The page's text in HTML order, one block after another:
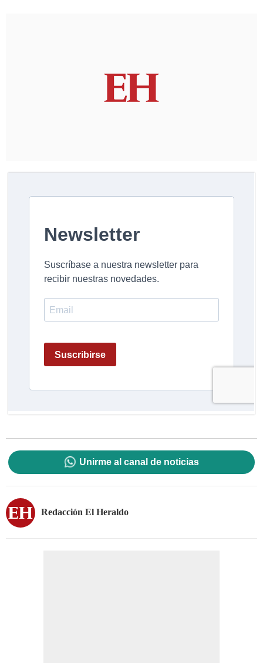
Unirme al canal de noticias
Redacción El Heraldo